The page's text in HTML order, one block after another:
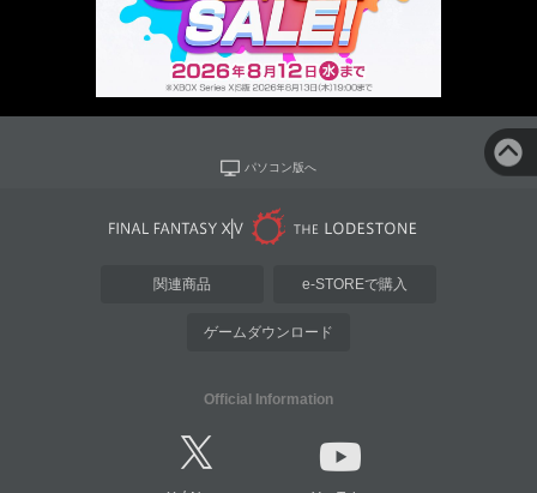
パソコン版へ
関連商品 e-STOREで購入
ゲームダウンロード
Official Information